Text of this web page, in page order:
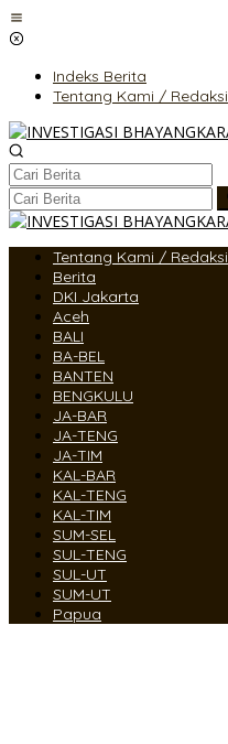
Lewati
ke
Indeks Berita
Tentang Kami / Redaksi
Tentang Kami / Redaksi
Berita
DKI Jakarta
Aceh
BALI
BA-BEL
BANTEN
BENGKULU
JA-BAR
JA-TENG
JA-TIM
KAL-BAR
KAL-TENG
KAL-TIM
SUM-SEL
SUL-TENG
SUL-UT
SUM-UT
Papua